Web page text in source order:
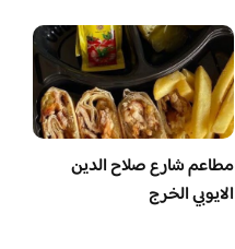
مطاعم شارع صلاح الدين
الايوبي الخرج